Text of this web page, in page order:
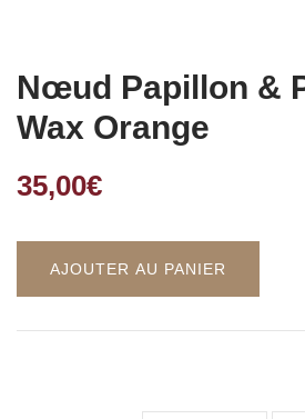
Nœud Papillon &
Wax Orange
35,00€
AJOUTER AU PANIER